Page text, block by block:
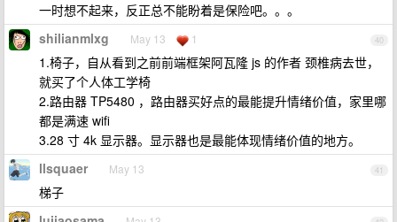
一时想不起来，反正总不能盼着是保险吧。。。
40
shilianmlxg May 13 1
1.椅子，自从看到之前前端框架阿瓦隆 js 的作者 颈椎病去世，
就买了个人体工学椅
2.路由器 TP5480 ，路由器买好点的最能提升情绪价值，家里哪
都是满速 wifi
3.28 寸 4k 显示器。显示器也是最能体现情绪价值的地方。
41
llsquaer May 13
梯子